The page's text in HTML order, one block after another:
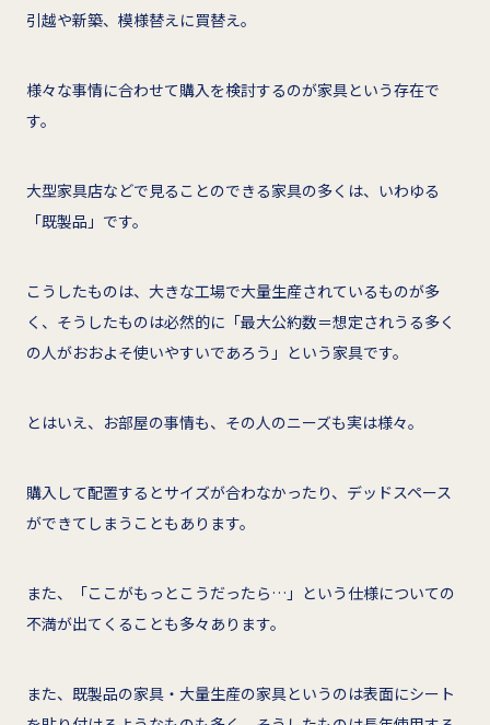
引越や新築、模様替えに買替え。
様々な事情に合わせて購入を検討するのが家具という存在で
す。
大型家具店などで見ることのできる家具の多くは、いわゆる
「既製品」です。
こうしたものは、大きな工場で大量生産されているものが多
く、そうしたものは必然的に「最大公約数＝想定されうる多く
の人がおおよそ使いやすいであろう」という家具です。
とはいえ、お部屋の事情も、その人のニーズも実は様々。
購入して配置するとサイズが合わなかったり、デッドスペース
ができてしまうこともあります。
また、「ここがもっとこうだったら…」という仕様についての
不満が出てくることも多々あります。
また、既製品の家具・大量生産の家具というのは表面にシート